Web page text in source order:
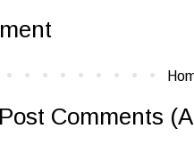
Post Comments